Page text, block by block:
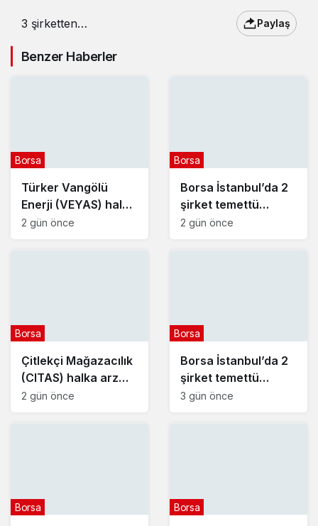
3 şirketten
müjdesi
Paylaş
Benzer Haberler
Türker Vangölü
Enerji (VEYAS) halka
arz tarihleri
Borsa
2 gün önce
Borsa İstanbul’da 2
şirket temettü
kararını açıkladı – 7
Borsa
2 gün önce
Çitlekçi Mağazacılık
(CITAS) halka arz
tarihleri açıklandı
Borsa
2 gün önce
Borsa İstanbul’da 2
şirket temettü
kararını açıkladı – 6
Borsa
3 gün önce
Borsa Borsa